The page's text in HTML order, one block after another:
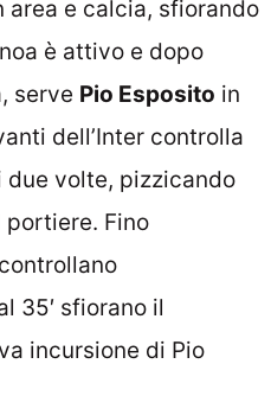
area e calcia, sfiorando
è attivo e dopo
serve Pio Esposito in
dell’Inter controlla
due volte, pizzicando
portiere. Fino
35′ sfiorano il
incursione di Pio